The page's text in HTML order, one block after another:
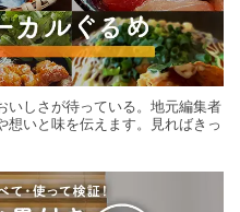
いしさが待っている。地元編集者
いと味を伝えます。見ればきっ